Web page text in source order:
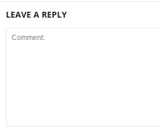
LEAVE A REPLY